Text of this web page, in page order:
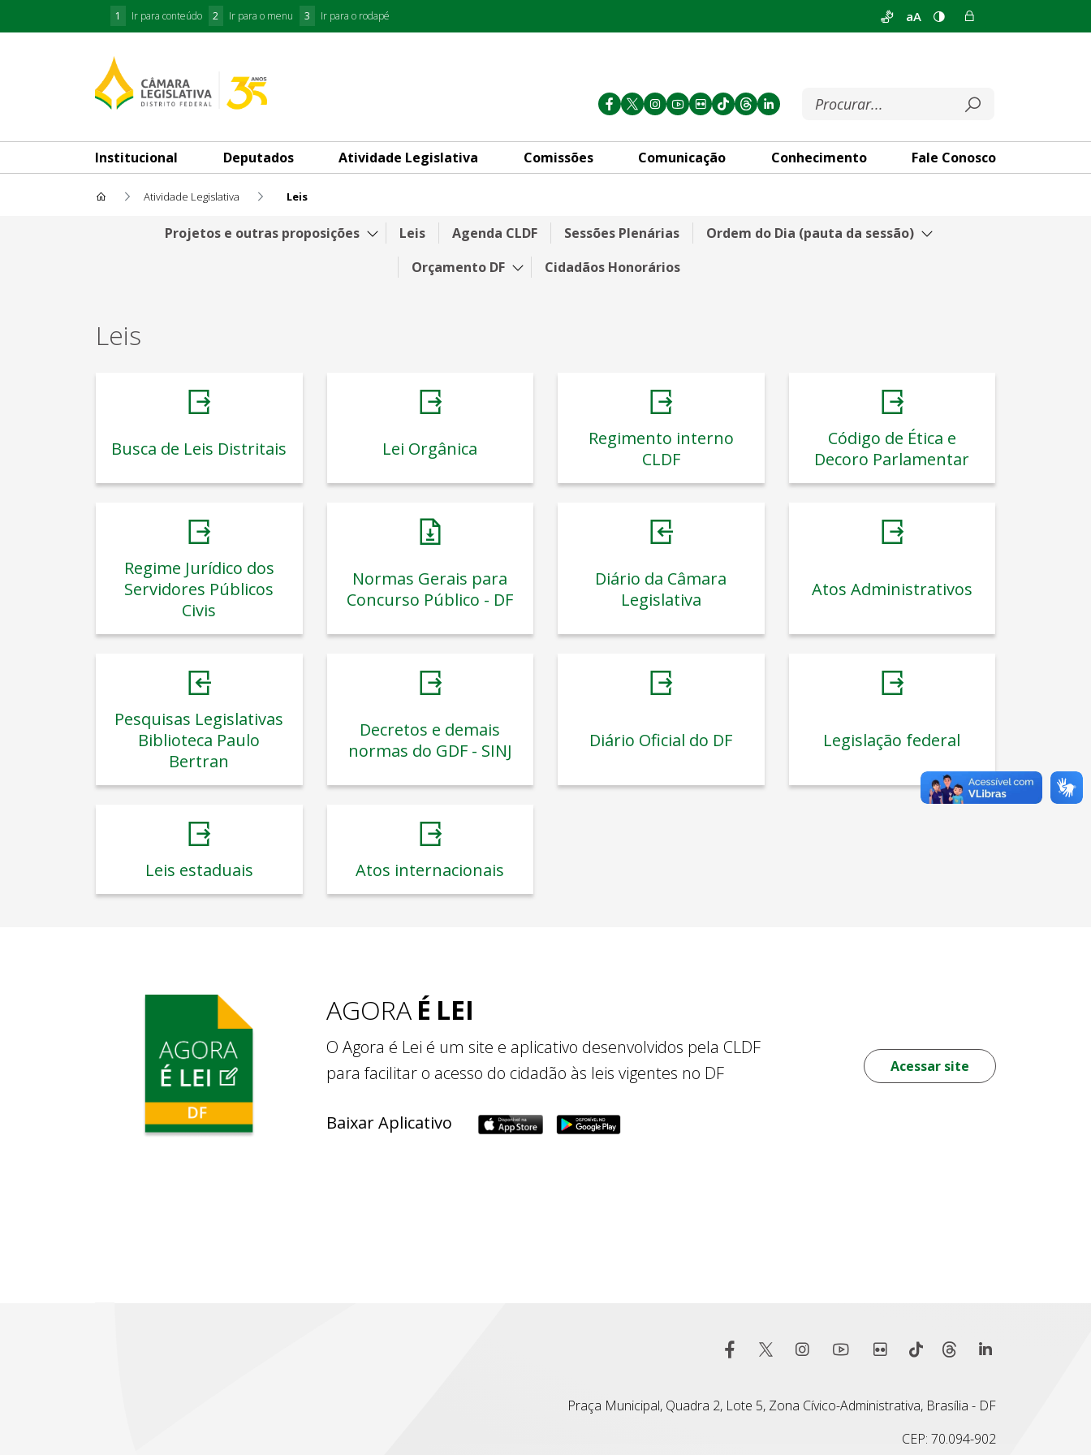
1 Ir para conteúdo 2 Ir para o menu 3 Ir para o rodapé aA
Institucional Deputados Atividade Legislativa Comissões Comunicação Conhecimento Fale Conosco
Atividade Legislativa Leis
Projetos e outras proposições Leis Agenda CLDF Sessões Plenárias
Ordem do Dia (pauta da sessão)
Orçamento DF
Cidadãos Honorários
Leis
Busca de Leis Distritais Lei Orgânica
Regimento interno
CLDF
Código de Ética e
Decoro Parlamentar
Regime Jurídico dos
Servidores Públicos
Civis
Normas Gerais para
Concurso Público - DF
Diário da Câmara
Legislativa
Atos Administrativos
Pesquisas Legislativas
Biblioteca Paulo
Bertran
Decretos e demais
normas do GDF - SINJ
Diário Oficial do DF Legislação federal
Leis estaduais Atos internacionais
AGORA É LEI
O Agora é Lei é um site e aplicativo desenvolvidos pela CLDF
para facilitar o acesso do cidadão às leis vigentes no DF
Baixar Aplicativo
Acessar site
Praça Municipal, Quadra 2, Lote 5, Zona Cívico-Administrativa, Brasília - DF
CEP: 70.094-902